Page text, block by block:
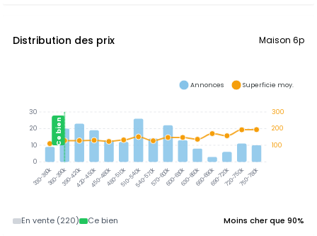
Distribution des prix Maison 6p
330-360k360-390k390-420k420-450k450-480k480-510k510-540k540-570k570-600k600-630k630-660k660-690k690-720k720-750k750-780k
Ce bien
300
200
100
30
20
10
0
Annonces Superficie moy.
En vente (220) Ce bien Moins cher que 90%